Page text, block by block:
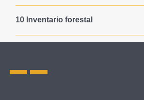
10 Inventario forestal